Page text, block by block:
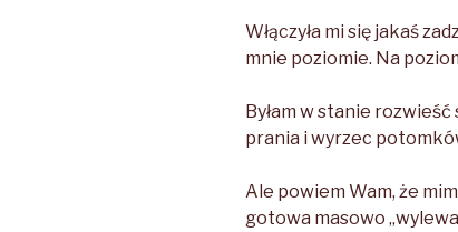
Włączyła mi się jakaś
mnie poziomie. Na
Byłam w stanie
prania i wyrzec
Ale powiem Wam, że
gotowa masowo